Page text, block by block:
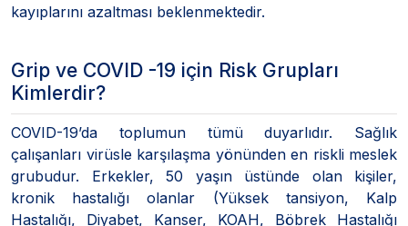
kayıplarını azaltması beklenmektedir.
Grip ve COVID -19 için Risk Grupları
Kimlerdir?
COVID-19’da toplumun tümü duyarlıdır. Sağlık
çalışanları virüsle karşılaşma yönünden en riskli meslek
grubudur. Erkekler, 50 yaşın üstünde olan kişiler,
kronik hastalığı olanlar (Yüksek tansiyon, Kalp
Hastalığı, Diyabet, Kanser, KOAH, Böbrek Hastalığı